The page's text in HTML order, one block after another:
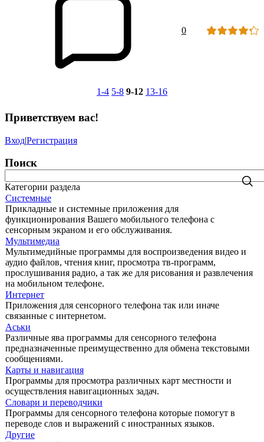
0
1-4 5-8 9-12 13-16
Приветствуем вас!
Вход|Регистрация
Поиск
Категории раздела
Системные
Прикладные и системные приложения для
функционирования Вашего мобильного телефона с
сенсорным экраном и его обслуживания.
Мультимедиа
Мультимедийные программы для воспроизведения видео и
аудио файлов, чтения книг, просмотра тв-программ,
прослушивания радио, а так же для рисования и развлечения
на мобильном телефоне.
Интернет
Приложения для сенсорного телефона так или иначе
связанные с интернетом.
Аськи
Различные ява программы для сенсорного телефона
предназначенные преимущественно для обмена текстовыми
сообщениями.
Карты и навигация
Программы для просмотра различных карт местности и
осуществления навигационных задач.
Словари и переводчики
Программы для сенсорного телефона которые помогут в
переводе слов и выражений с иностранных языков.
Другие